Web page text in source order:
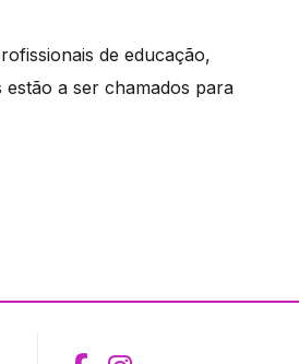
de educação,
estão a ser chamados para